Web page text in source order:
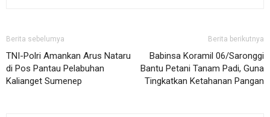
Berita sebelumya
TNI-Polri Amankan Arus Nataru
di Pos Pantau Pelabuhan
Kalianget Sumenep
Berita berikutnya
Babinsa Koramil 06/Saronggi
Bantu Petani Tanam Padi, Guna
Tingkatkan Ketahanan Pangan